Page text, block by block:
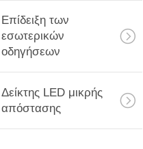
Επίδειξη των
εσωτερικών
οδηγήσεων
Δείκτης LED μικρής
απόστασης